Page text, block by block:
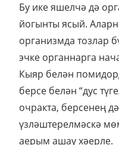
Бу ике яшелчә дә
йогынты ясый.
организмда тозлар
эчке органнарга
Кыяр белән
берсе белән “дус
очракта, берсенең
үзләштерелмәскә
аерым ашау хәерле.